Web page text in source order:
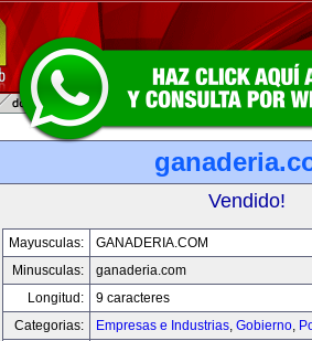
Vendido!
Mayusculas:
GANADERIA.COM
Minusculas:
ganaderia.com
Longitud:
9 caracteres
Categorias:
Empresas e Industrias, Gobierno,